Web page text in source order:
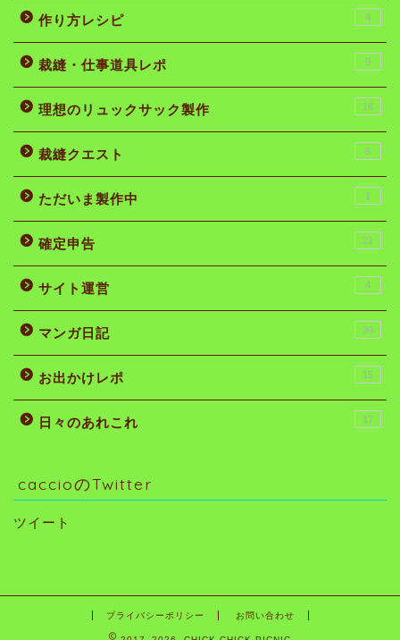
作り方レシピ 4
裁縫・仕事道具レポ 9
理想のリュックサック製作 16
裁縫クエスト 6
ただいま製作中 1
確定申告 21
サイト運営 4
マンガ日記 39
お出かけレポ 15
日々のあれこれ 17
caccioのTwitter
ツイート
プライバシーポリシー お問い合わせ